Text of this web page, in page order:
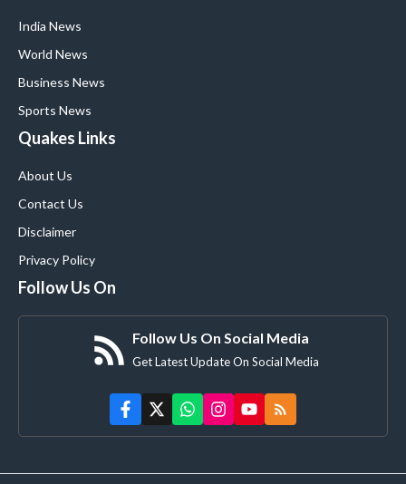
India News
World News
Business News
Sports News
Quakes Links
About Us
Contact Us
Disclaimer
Privacy Policy
Follow Us On
Follow Us On Social Media
Get Latest Update On Social Media